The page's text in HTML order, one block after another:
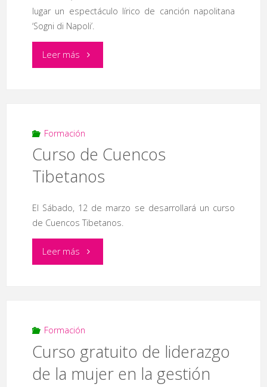
presuntuosa’"
lugar un espectáculo lírico de canción napolitana
‘Sogni di Napoli’.
Leer más"Espectáculo
canción
napolitana
‘Sogni
di
Formación
Curso de Cuencos
Tibetanos
El Sábado, 12 de marzo se desarrollará un curso
de Cuencos Tibetanos.
Leer más"Curso
Tibetanos"
Formación
Curso gratuito de liderazgo
de la mujer en la gestión